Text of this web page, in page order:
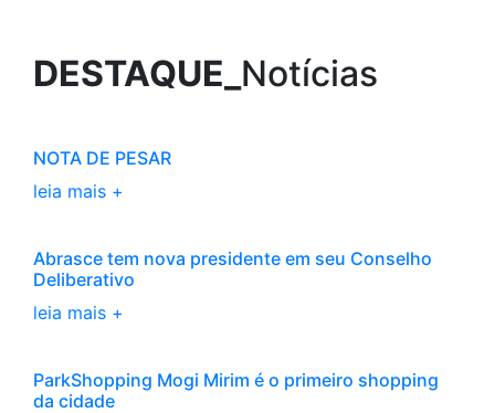
DESTAQUE_ Notícias
NOTA DE PESAR
leia mais +
Abrasce tem nova presidente em seu Conselho
Deliberativo
leia mais +
ParkShopping Mogi Mirim é o primeiro shopping
da cidade